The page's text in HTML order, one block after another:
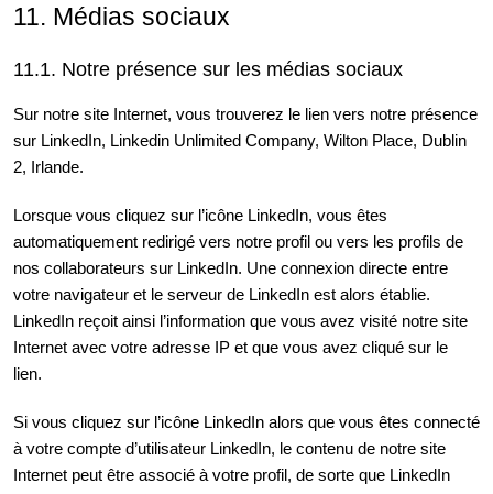
11. Médias sociaux
11.1. Notre présence sur les médias sociaux
Sur notre site Internet, vous trouverez le lien vers notre présence
sur LinkedIn, Linkedin Unlimited Company, Wilton Place, Dublin
2, Irlande.
Lorsque vous cliquez sur l’icône LinkedIn, vous êtes
automatiquement redirigé vers notre profil ou vers les profils de
nos collaborateurs sur LinkedIn. Une connexion directe entre
votre navigateur et le serveur de LinkedIn est alors établie.
LinkedIn reçoit ainsi l’information que vous avez visité notre site
Internet avec votre adresse IP et que vous avez cliqué sur le
lien.
Si vous cliquez sur l’icône LinkedIn alors que vous êtes connecté
à votre compte d’utilisateur LinkedIn, le contenu de notre site
Internet peut être associé à votre profil, de sorte que LinkedIn